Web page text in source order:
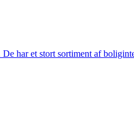
har et stort sortiment af